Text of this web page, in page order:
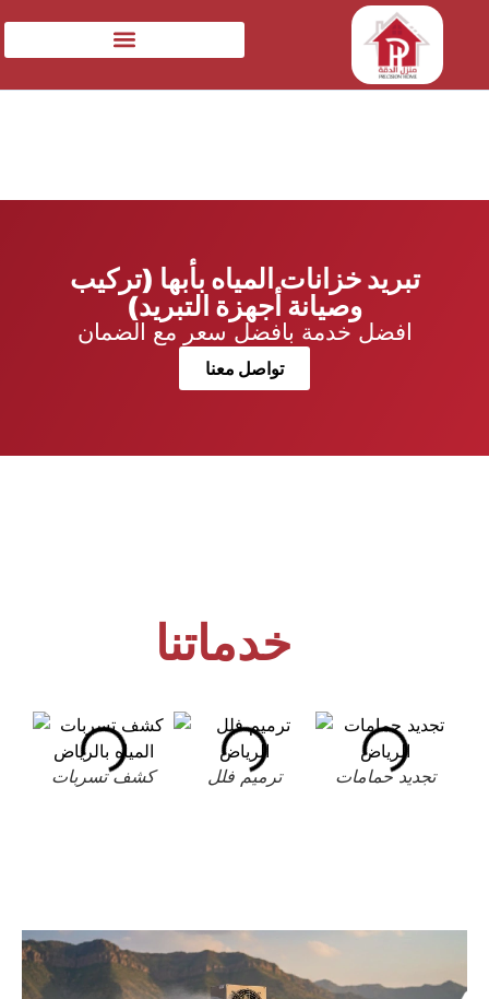
تبريد خزانات المياه بأبها (تركيب
وصيانة أجهزة التبريد)
افضل خدمة بافضل سعر مع الضمان
تواصل معنا
خدماتنا
كشف تسربات ترميم فلل تجديد حمامات